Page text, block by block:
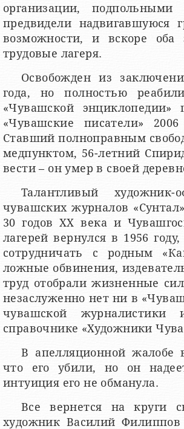
организации,
предвидели надвигавшуюся
возможности, и вскоре оба
трудовые лагеря.
Освобожден из
года, но полностью
«Чувашской
«Чувашские писатели»
Ставший полноправным
медпунктом, 56-летний
вести – он умер в своей
Талантливый
чувашских журналов
30 годов ХХ века и
лагерей вернулся в 1956
сотрудничать с родным
ложные обвинения,
труд отобрали жизненные
незаслуженно нет ни в
чувашской
справочнике «Художники
В апелляционной жалобе
что его убили, но он
интуиция его не обманула.
Все вернется на круги
художник Василий